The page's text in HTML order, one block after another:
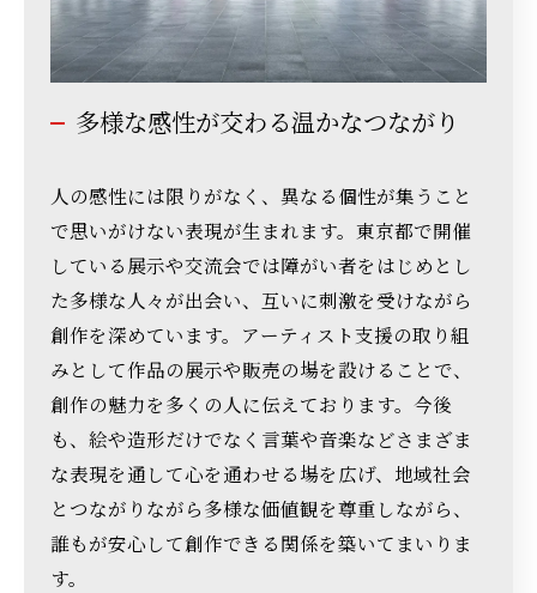
多様な感性が交わる温かなつながり
人の感性には限りがなく、異なる個性が集うこと
で思いがけない表現が生まれます。東京都で開催
している展示や交流会では障がい者をはじめとし
た多様な人々が出会い、互いに刺激を受けながら
創作を深めています。アーティスト支援の取り組
みとして作品の展示や販売の場を設けることで、
創作の魅力を多くの人に伝えております。今後
も、絵や造形だけでなく言葉や音楽などさまざま
な表現を通して心を通わせる場を広げ、地域社会
とつながりながら多様な価値観を尊重しながら、
誰もが安心して創作できる関係を築いてまいりま
す。